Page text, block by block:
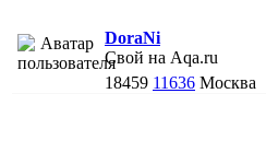
DoraNi
Свой на Aqa.ru
18459 11636 Москва